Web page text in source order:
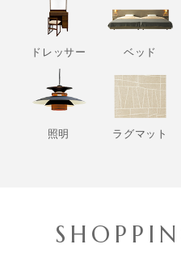
ドレッサー ベッド
照明 ラグマット